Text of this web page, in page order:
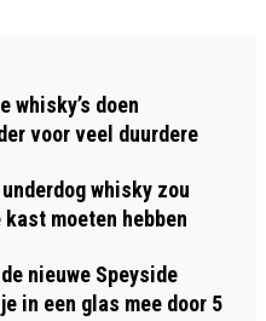
whisky’s doen
voor veel duurdere
whisky zou
moeten hebben
nieuwe Speyside
in een glas mee door 5